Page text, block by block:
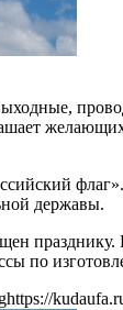
державы.
по
https://